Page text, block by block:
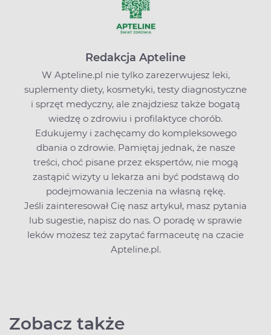
Redakcja Apteline
W Apteline.pl nie tylko zarezerwujesz leki,
suplementy diety, kosmetyki, testy diagnostyczne
i sprzęt medyczny, ale znajdziesz także bogatą
wiedzę o zdrowiu i profilaktyce chorób.
Edukujemy i zachęcamy do kompleksowego
dbania o zdrowie. Pamiętaj jednak, że nasze
treści, choć pisane przez ekspertów, nie mogą
zastąpić wizyty u lekarza ani być podstawą do
podejmowania leczenia na własną rękę.
Jeśli zainteresował Cię nasz artykuł, masz pytania
lub sugestie, napisz do nas. O poradę w sprawie
leków możesz też zapytać farmaceutę na czacie
Apteline.pl.
Zobacz także